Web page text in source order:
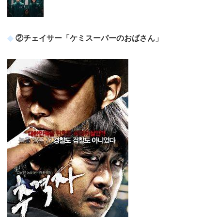
②チェイサー「ケミスーパーのおばさん」